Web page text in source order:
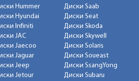
Hummer
Hyundai
Infiniti
JAC
Jaecoo
Jaguar
Jeep
Jetour
Диски Saab
Диски Seat
Диски Skoda
Диски Skywell
Диски Solaris
Диски Soueast
Диски SsangYong
Диски Subaru